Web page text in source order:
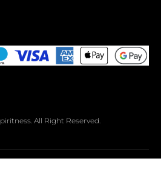
All Right Reserved.